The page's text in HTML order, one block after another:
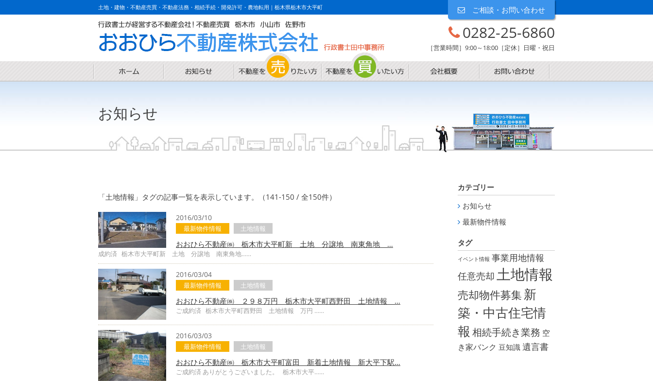
土地・建物・不動産売買・不動産法務・相続手続・開発許可・農地転用｜栃木県栃木市大平町 ご相談・お問い合わせ
0282-25-6860
［営業時間］9:00～18:00［定休］日曜・祝日
お知らせ
「土地情報」タグの記事一覧を表示しています。（141-150 / 全150件）
2016/03/10
最新物件情報 土地情報
おおひら不動産㈱ 栃木市大平町新 土地 分譲地 南東角地 …
成約済 栃木市大平町新 土地 分譲地 南東角地……
2016/03/04
最新物件情報 土地情報
おおひら不動産㈱ ２９８万円 栃木市大平町西野田 土地情報 …
ご成約済 栃木市大平町西野田 土地情報 万円 ……
2016/03/03
最新物件情報 土地情報
おおひら不動産㈱ 栃木市大平町富田 新着土地情報 新大平下駅…
ご成約済 ありがとうございました。 栃木市大平……
カテゴリー
お知らせ
最新物件情報
タグ
イベント情報 事業用地情報
任意売却土地情報
売却物件募集 新
築・中古住宅情
報 相続手続き業務 空
き家バンク 豆知識 遺言書